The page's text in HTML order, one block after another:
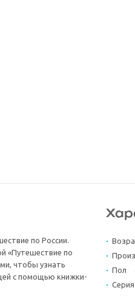
по России.
«Путешествие по
чтобы узнать
с помощью книжки-
Пол
Серия